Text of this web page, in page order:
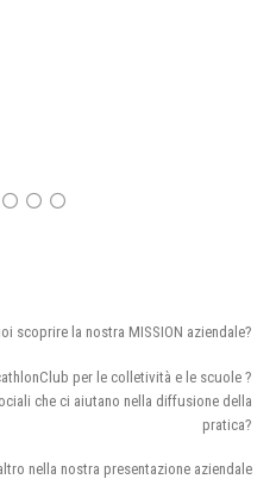
scoprire la nostra MISSION aziendale?
per le colletività e le scuole ?
che ci aiutano nella diffusione della
pratica?
nella nostra presentazione aziendale